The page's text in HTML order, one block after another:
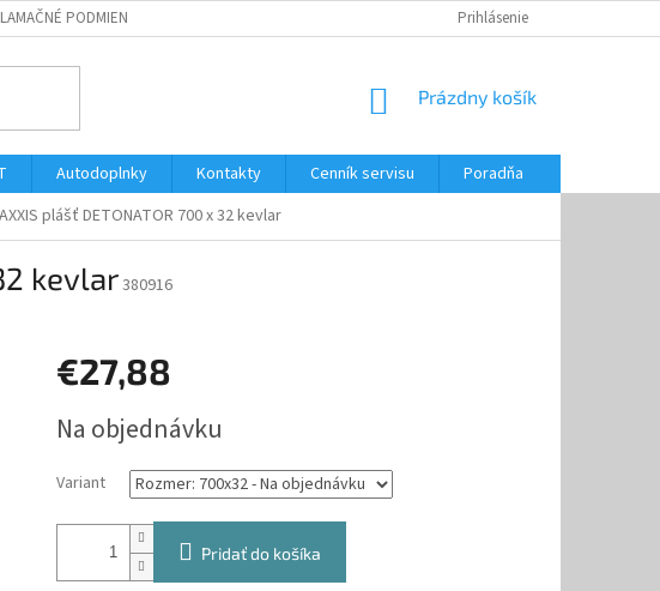
PODMIENKY PONÚKANÉ SLUŽBYPrihlásenie
NÁKUPNÝ
Prázdny košík
Autodoplnky Kontakty Cenník servisu
Poradňa
plášť DETONATOR 700 x 32 kevlar
kevlar380916
€27,88
cena:
Na objednávku
Variant
Pridať do košíka